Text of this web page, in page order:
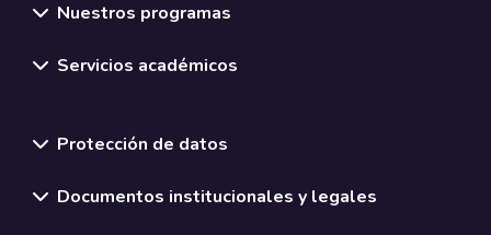
Nuestros programas
Servicios académicos
Protección de datos
Documentos institucionales y legales